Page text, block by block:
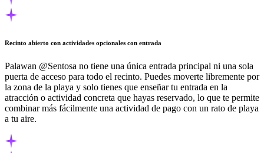
Recinto abierto con actividades opcionales con entrada
Palawan @Sentosa no tiene una única entrada principal ni una sola
puerta de acceso para todo el recinto. Puedes moverte libremente por
la zona de la playa y solo tienes que enseñar tu entrada en la
atracción o actividad concreta que hayas reservado, lo que te permite
combinar más fácilmente una actividad de pago con un rato de playa
a tu aire.